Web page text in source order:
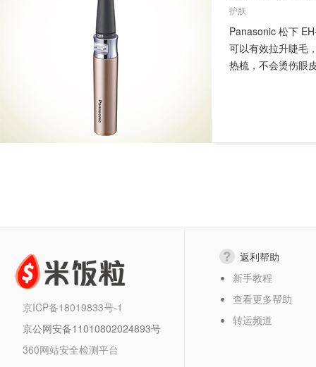
护肤
Panasonic 松下
可以有效拉升睫毛
热梳，不会烫伤眼
京ICP备18019833号-1
京公网安备11010802024893号
360网站安全检测平台
返利帮助
新手教程
查看更多帮助
转运频道